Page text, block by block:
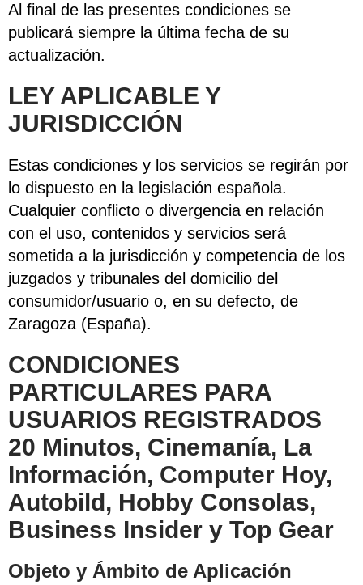
Al final de las presentes condiciones se
publicará siempre la última fecha de su
actualización.
LEY APLICABLE Y
JURISDICCIÓN
Estas condiciones y los servicios se regirán por
lo dispuesto en la legislación española.
Cualquier conflicto o divergencia en relación
con el uso, contenidos y servicios será
sometida a la jurisdicción y competencia de los
juzgados y tribunales del domicilio del
consumidor/usuario o, en su defecto, de
Zaragoza (España).
CONDICIONES
PARTICULARES PARA
USUARIOS REGISTRADOS
20 Minutos, Cinemanía, La
Información, Computer Hoy,
Autobild, Hobby Consolas,
Business Insider y Top Gear
Objeto y Ámbito de Aplicación